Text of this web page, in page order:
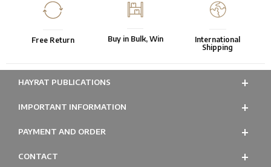
Free Return Buy in Bulk, Win
International
Shipping
HAYRAT PUBLICATIONS
IMPORTANT INFORMATION
PAYMENT AND ORDER
CONTACT